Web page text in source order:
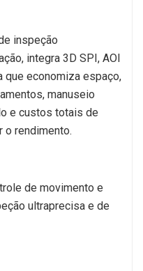
inspeção
integra 3D SPI, AOI
que economiza espaço,
manuseio
e custos totais de
o rendimento.
de movimento e
ultraprecisa e de